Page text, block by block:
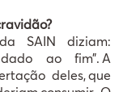
SAIN diziam:
ao fim”.A
ção deles,que